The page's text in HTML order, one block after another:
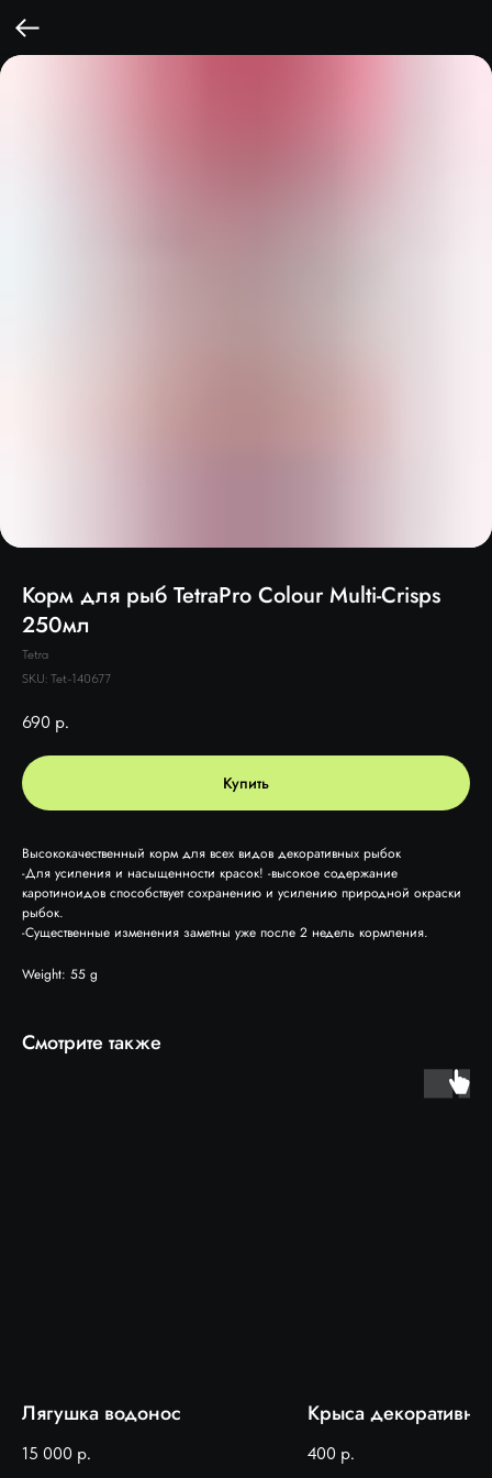
Корм для рыб TetraPro Colour Multi-Crisps
250мл
Tetra
SKU: Tet-140677
690 р.
Купить
Высококачественный корм для всех видов декоративных рыбок
-Для усиления и насыщенности красок! -высокое содержание
каротиноидов способствует сохранению и усилению природной окраски
рыбок.
-Существенные изменения заметны уже после 2 недель кормления.
Weight: 55 g
Смотрите также
Лягушка водонос
15 000 р.
Крыса
400 р.